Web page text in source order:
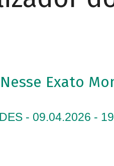
Exato
- 09.04.2026 -